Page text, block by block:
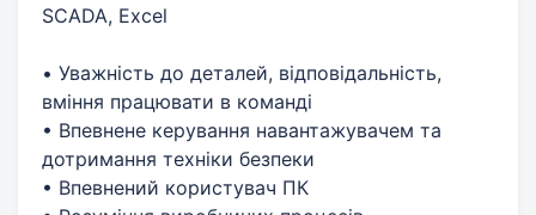
SCADA, Excel
• Уважність до деталей, відповідальність,
вміння працювати в команді
• Впевнене керування навантажувачем та
дотримання техніки безпеки
• Впевнений користувач ПК